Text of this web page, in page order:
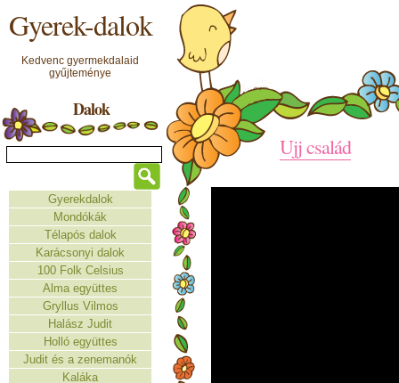
Gyerek-dalok
Kedvenc gyermekdalaid
gyűjteménye
Dalok
Gyerekdalok
Mondókák
Télapós dalok
Karácsonyi dalok
100 Folk Celsius
Alma együttes
Gryllus Vilmos
Halász Judit
Holló együttes
Judit és a zenemanók
Kaláka
Ujj család